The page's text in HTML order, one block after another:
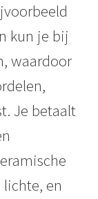
kun je bij
waardoor
Je betaalt
en